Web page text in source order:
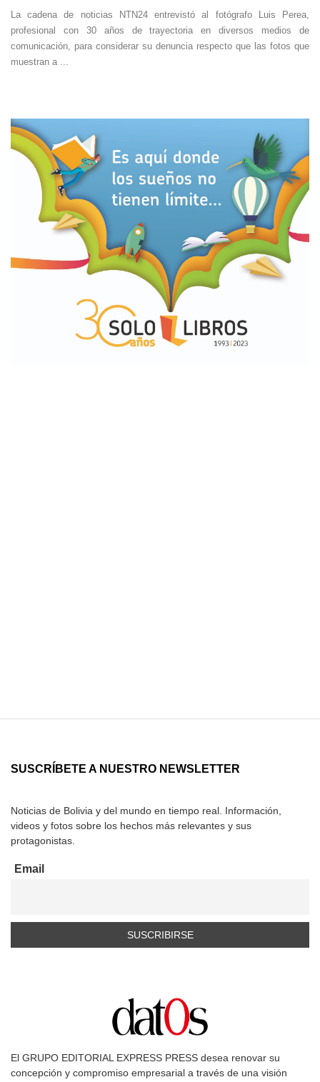
La cadena de noticias NTN24 entrevistó al fotógrafo Luis Perea,
profesional con 30 años de trayectoria en diversos medios de
comunicación, para considerar su denuncia respecto que las fotos que
muestran a ...
SUSCRÍBETE A NUESTRO NEWSLETTER
Noticias de Bolivia y del mundo en tiempo real. Información,
videos y fotos sobre los hechos más relevantes y sus
protagonistas.
Email
El GRUPO EDITORIAL EXPRESS PRESS desea renovar su
concepción y compromiso empresarial a través de una visión